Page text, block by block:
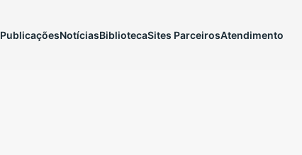
PublicaçõesNotíciasBibliotecaSites ParceirosAtendimento